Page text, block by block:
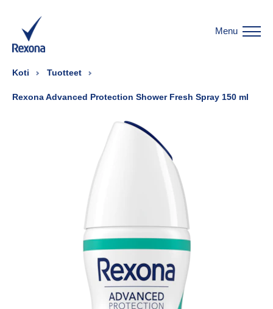
Menu
Koti Tuotteet
Rexona Advanced Protection Shower Fresh Spray 150 ml